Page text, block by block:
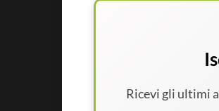
Ricevi gli ultimi